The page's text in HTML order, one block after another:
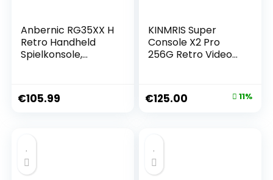
Anbernic RG35XX H
Retro Handheld
Spielkonsole,
Bluetooth 4.2 , 3.5
Inch IPS Screen
5515 Games
(RG35XXH-
Transparent
Purple)
€105.99
KINMRIS Super
Console X2 Pro
256G Retro Video
70+
Spieleemulatoren
€125.00 11%